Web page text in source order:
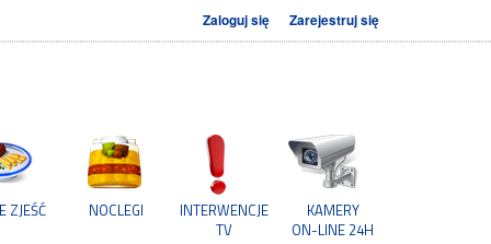
Zaloguj się Zarejestruj się
ZJEŚĆ NOCLEGI
INTERWENCJE
TV
KAMERY
ON-LINE 24H